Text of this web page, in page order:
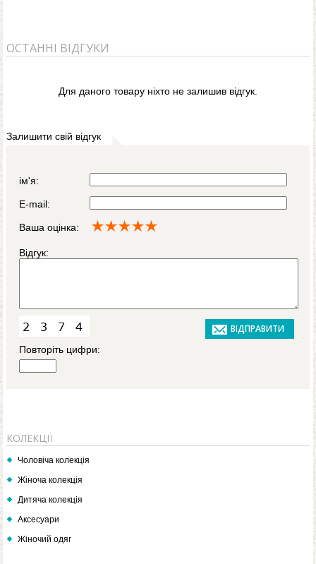
ОСТАННІ ВІДГУКИ
Для даного товару ніхто не залишив відгук.
Залишити свій відгук
ім'я:
E-mail:
Ваша оцінка:
Відгук:
Повторіть цифри:
КОЛЕКЦІЇ
Чоловіча колекція
Жіноча колекція
Дитяча колекція
Аксесуари
Жіночий одяг